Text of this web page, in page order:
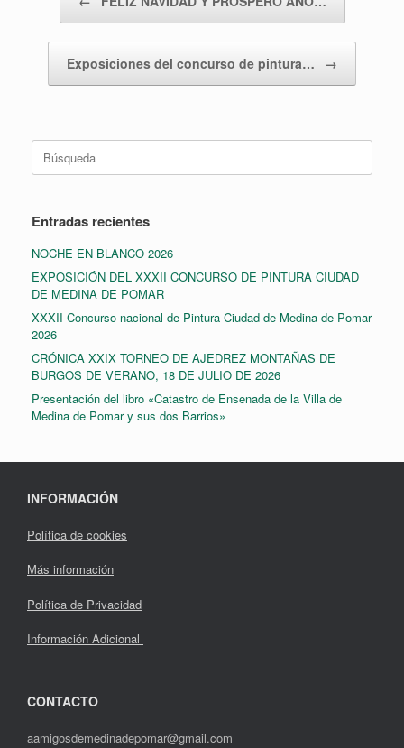
Exposiciones del concurso de pintura… →
Entradas recientes
NOCHE EN BLANCO 2026
EXPOSICIÓN DEL XXXII CONCURSO DE PINTURA CIUDAD
DE MEDINA DE POMAR
XXXII Concurso nacional de Pintura Ciudad de Medina de Pomar
2026
CRÓNICA XXIX TORNEO DE AJEDREZ MONTAÑAS DE
BURGOS DE VERANO, 18 DE JULIO DE 2026
Presentación del libro «Catastro de Ensenada de la Villa de
Medina de Pomar y sus dos Barrios»
INFORMACIÓN
Política de cookies
Más información
Política de Privacidad
Información Adicional
CONTACTO
aamigosdemedinadepomar@gmail.com